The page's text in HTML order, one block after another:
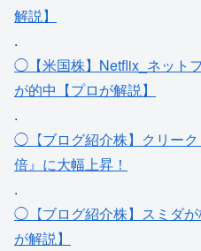
解説】
.
◯【米国株】Netflix_ネット
が的中【プロが解説】
.
◯【ブログ紹介株】クリーク
倍』に大幅上昇！
.
◯【ブログ紹介株】スミダ
が解説】